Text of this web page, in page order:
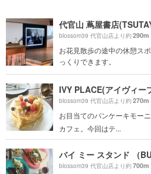
代官山 蔦屋書店
blossom39 代官山店より約290m
お花見散歩の途中の休憩ス
っくりできます。
IVY PLACE(アイヴィー
blossom39 代官山店より約270m
お目当てのパンケーキモー
カフェ。今回はテ...
バイ ミー スタンド （
blossom39 代官山店より約700m